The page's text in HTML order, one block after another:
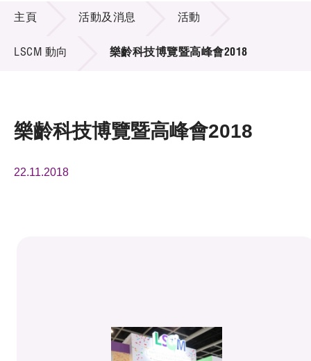
技術商品化
項目及資助計劃
活動及消息
活動及消息
主頁 活動及消息 活動
LSCM 動向 樂齡科技博覽暨高峰會2018
樂齡科技博覽暨高峰會2018
22.11.2018